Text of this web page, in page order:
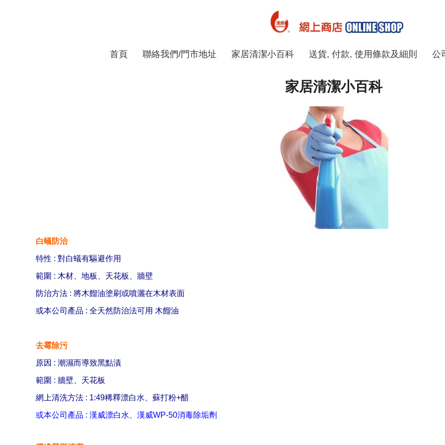
首頁 聯絡我們/門市地址 家居清潔小百科 送貨, 付款, 使用條款及細則 公
家居清潔小百科
白蟻防治
特性 : 對白蟻有驅避作用
範圍 : 木材、地板 天花板 牆壁
防治方法 : 將木餾油塗刷或噴灑在木材表面
或本公司產品 : 全天然防治法可用 木餾油
去霉除污
原因 : 潮濕而導致黑點漬
範圍 : 牆壁、天花板
網上清洗方法 : 1:49稀釋漂白水、蘇打粉+醋
或本公司產品 : 漢威漂白水、漢威WP-50消毒除垢劑